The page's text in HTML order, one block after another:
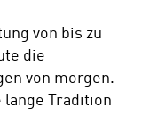
von bis zu
die
von morgen.
Tradition